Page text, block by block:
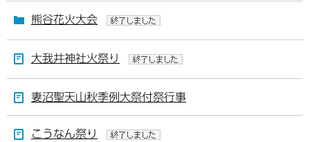
熊谷花火大会
大我井神社火祭り
妻沼聖天山秋季例大祭付祭行事
こうなん祭り